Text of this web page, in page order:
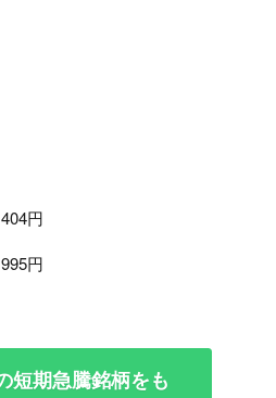
円
円
短期急騰銘柄をも